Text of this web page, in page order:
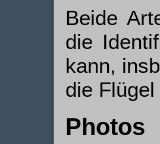
Beide
die
kann,
die
Photos